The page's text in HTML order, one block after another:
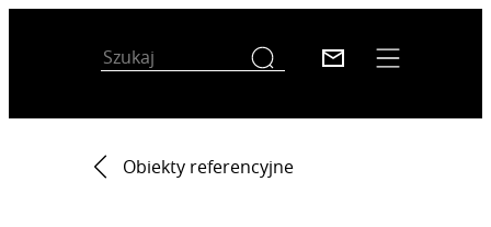
Obiekty referencyjne